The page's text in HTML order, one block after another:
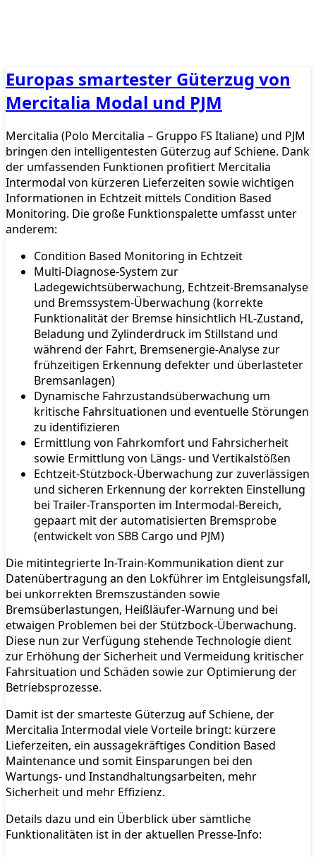
Europas smartester Güterzug von
Mercitalia Modal und PJM
Mercitalia (Polo Mercitalia – Gruppo FS Italiane) und PJM
bringen den intelligentesten Güterzug auf Schiene. Dank
der umfassenden Funktionen profitiert Mercitalia
Intermodal von kürzeren Lieferzeiten sowie wichtigen
Informationen in Echtzeit mittels Condition Based
Monitoring. Die große Funktionspalette umfasst unter
anderem:
Condition Based Monitoring in Echtzeit
Multi-Diagnose-System zur
Ladegewichtsüberwachung, Echtzeit-Bremsanalyse
und Bremssystem-Überwachung (korrekte
Funktionalität der Bremse hinsichtlich HL-Zustand,
Beladung und Zylinderdruck im Stillstand und
während der Fahrt, Bremsenergie-Analyse zur
frühzeitigen Erkennung defekter und überlasteter
Bremsanlagen)
Dynamische Fahrzustandsüberwachung um
kritische Fahrsituationen und eventuelle Störungen
zu identifizieren
Ermittlung von Fahrkomfort und Fahrsicherheit
sowie Ermittlung von Längs- und Vertikalstößen
Echtzeit-Stützbock-Überwachung zur zuverlässigen
und sicheren Erkennung der korrekten Einstellung
bei Trailer-Transporten im Intermodal-Bereich,
gepaart mit der automatisierten Bremsprobe
(entwickelt von SBB Cargo und PJM)
Die mitintegrierte In-Train-Kommunikation dient zur
Datenübertragung an den Lokführer im Entgleisungsfall,
bei unkorrekten Bremszuständen sowie
Bremsüberlastungen, Heißläufer-Warnung und bei
etwaigen Problemen bei der Stützbock-Überwachung.
Diese nun zur Verfügung stehende Technologie dient
zur Erhöhung der Sicherheit und Vermeidung kritischer
Fahrsituation und Schäden sowie zur Optimierung der
Betriebsprozesse.
Damit ist der smarteste Güterzug auf Schiene, der
Mercitalia Intermodal viele Vorteile bringt: kürzere
Lieferzeiten, ein aussagekräftiges Condition Based
Maintenance und somit Einsparungen bei den
Wartungs- und Instandhaltungsarbeiten, mehr
Sicherheit und mehr Effizienz.
Details dazu und ein Überblick über sämtliche
Funktionalitäten ist in der aktuellen Presse-Info: